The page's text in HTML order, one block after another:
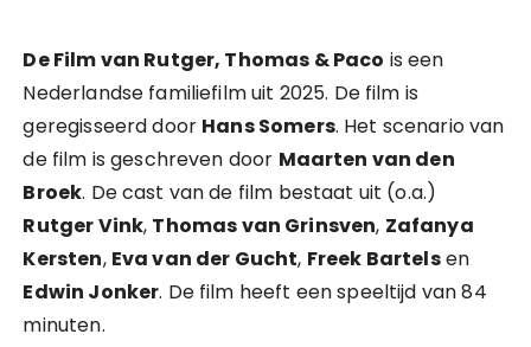
De Film van Rutger, Thomas & Paco is een
Nederlandse familiefilm uit 2025. De film is
geregisseerd door Hans Somers. Het scenario van
de film is geschreven door Maarten van den
Broek. De cast van de film bestaat uit (o.a.)
Rutger Vink, Thomas van Grinsven, Zafanya
Kersten, Eva van der Gucht, Freek Bartelsen
Edwin Jonker. De film heeft een speeltijd van 84
minuten.